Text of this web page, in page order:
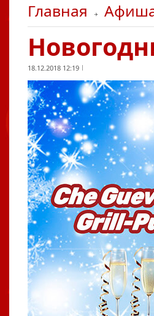
Главная
18.12.2018 12:19